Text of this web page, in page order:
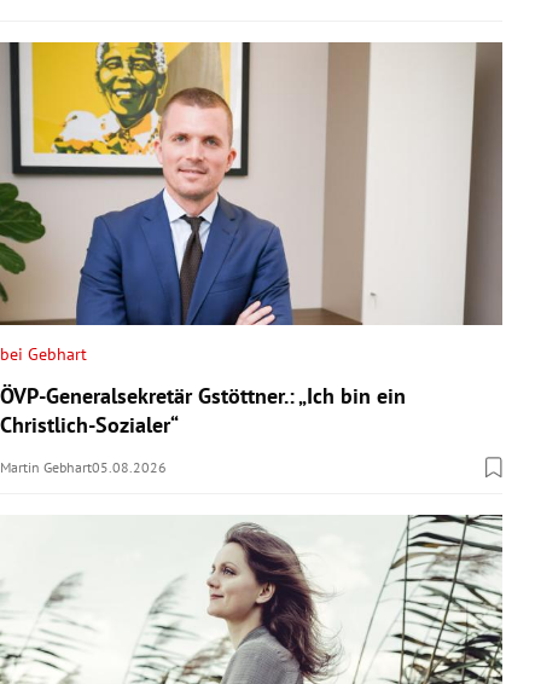
Untermenü
Untermenü
bei Gebhart
ÖVP-Generalsekretär Gstöttner.: „Ich bin ein
Christlich-Sozialer“
Martin Gebhart05.08.2026